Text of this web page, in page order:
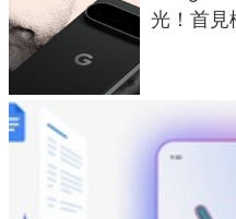
光！首見